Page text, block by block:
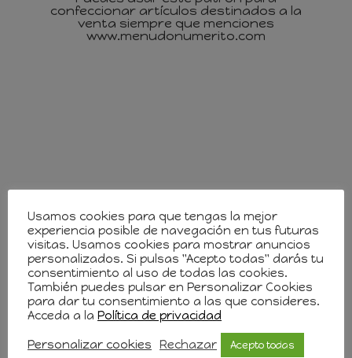
confeccionar artículos destinados a la
venta siempre que menciones
www.menudonumerito.com
Usamos cookies para que tengas la mejor
experiencia posible de navegación en tus futuras
visitas. Usamos cookies para mostrar anuncios
personalizados. Si pulsas "Acepto todas" darás tu
consentimiento al uso de todas las cookies.
También puedes pulsar en Personalizar Cookies
para dar tu consentimiento a las que consideres.
Acceda a la Política de privacidad
Personalizar cookies Rechazar Acepto todas